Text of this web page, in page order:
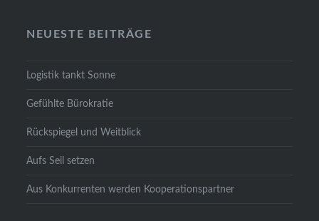
NEU­ES­TE BEI­TRÄ­GE
Logis­tik tankt Son­ne
Gefühl­te Büro­kra­tie
Rück­spie­gel und Weit­blick
Aufs Seil set­zen
Aus Kon­kur­ren­ten wer­den Koope­ra­ti­ons­part­ner